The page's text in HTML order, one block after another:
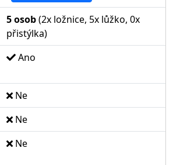
5 osob(2x ložnice, 5x lůžko, 0x
přistýlka)
Ano
Ne
Ne
Ne